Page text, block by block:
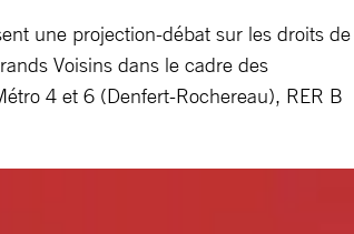
une projection-débat sur les droits de
Voisins dans le cadre des
4 et 6 (Denfert-Rochereau), RER B